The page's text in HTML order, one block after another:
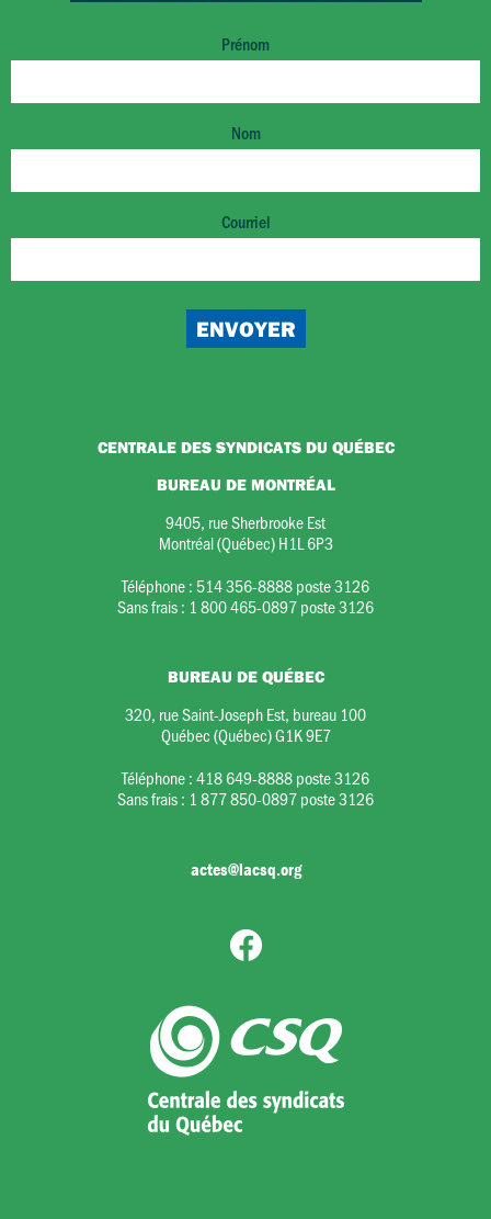
Prénom
Nom
Courriel
CENTRALE DES SYNDICATS DU QUÉBEC
BUREAU DE MONTRÉAL
9405, rue Sherbrooke Est
Montréal (Québec) H1L 6P3
Téléphone : 514 356-8888 poste 3126
Sans frais : 1 800 465-0897 poste 3126
BUREAU DE QUÉBEC
320, rue Saint-Joseph Est, bureau 100
Québec (Québec) G1K 9E7
Téléphone :418 649-8888 poste 3126
Sans frais : 1 877 850-0897 poste 3126
actes@lacsq.org